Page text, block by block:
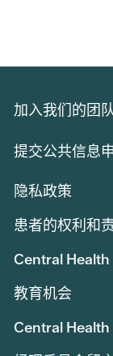
加入我们的团
提交公共信息
隐私政策
患者的权利和
Central Health
教育机会
Central Health